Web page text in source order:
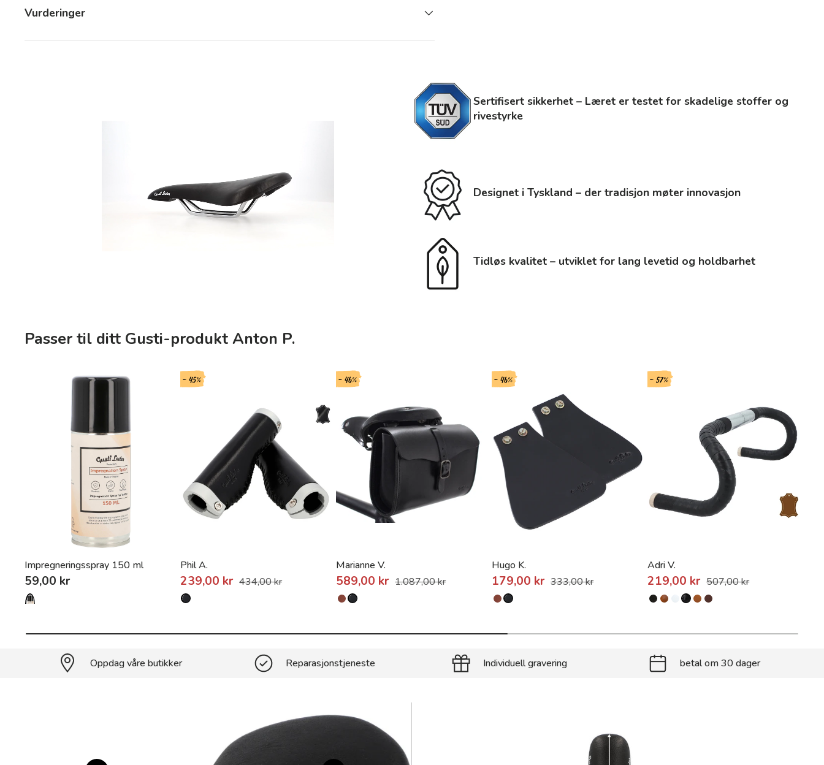
Vurderinger
Sertifisert sikkerhet – Læret er testet for skadelige stoffer og
rivestyrke
Designet i Tyskland – der tradisjon møter innovasjon
Tidløs kvalitet – utviklet for lang levetid og holdbarhet
Passer til ditt Gusti-produkt Anton P.
Impregneringsspray 150 ml
59,00 kr
- 45%
Phil A.
239,00 kr 434,00 kr
- 46%
Marianne V.
589,00 kr 1.087,00 kr
- 46%
Hugo K.
179,00 kr 333,00 kr
- 57%
Adri V.
219,00 kr 507,00 kr
Oppdag våre butikker Reparasjonstjeneste Individuell gravering betal om 30 dager